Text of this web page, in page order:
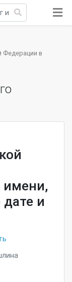
Федерации в
имени,
и